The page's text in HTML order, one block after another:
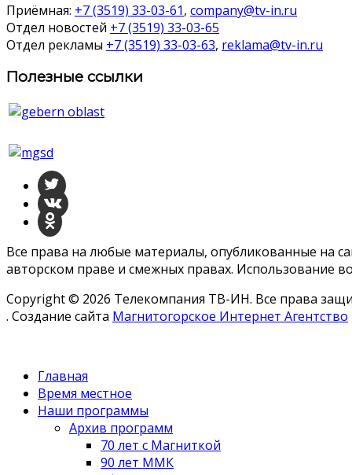
Приёмная: +7 (3519) 33-03-61, company@tv-in.ru
Отдел новостей +7 (3519) 33-03-65
Отдел рекламы +7 (3519) 33-03-63, reklama@tv-in.ru
Полезные ссылки
Все права на любые материалы, опубликованные на
авторском праве и смежных правах. Использование
Copyright © 2026 Телекомпания ТВ-ИН. Все права
. Создание сайта Магнитогорское Интернет Агентство
Главная
Время местное
Наши программы
Архив программ
70 лет с Магниткой
90 лет ММК